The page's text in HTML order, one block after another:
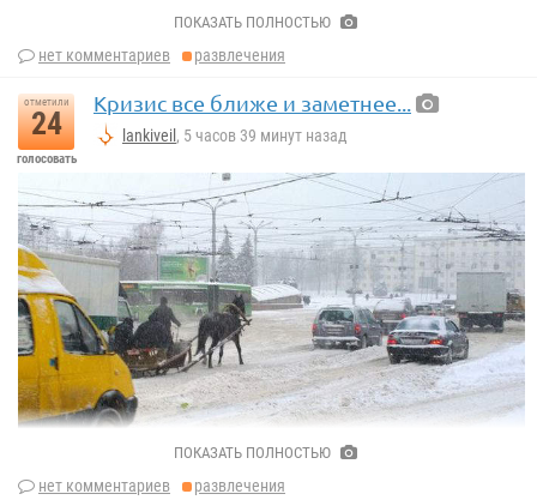
ПОКАЗАТЬ ПОЛНОСТЬЮ
нет комментариев развлечения
отметили
24
голосовать
Кризис все ближе и заметнее...
lankiveil , 5 часов 39 минут назад
ПОКАЗАТЬ ПОЛНОСТЬЮ
нет комментариев развлечения